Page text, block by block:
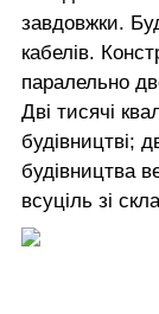
завдовжки.
кабелів.
паралельно
Дві тисячі
будівництві;
будівництва
всуціль зі